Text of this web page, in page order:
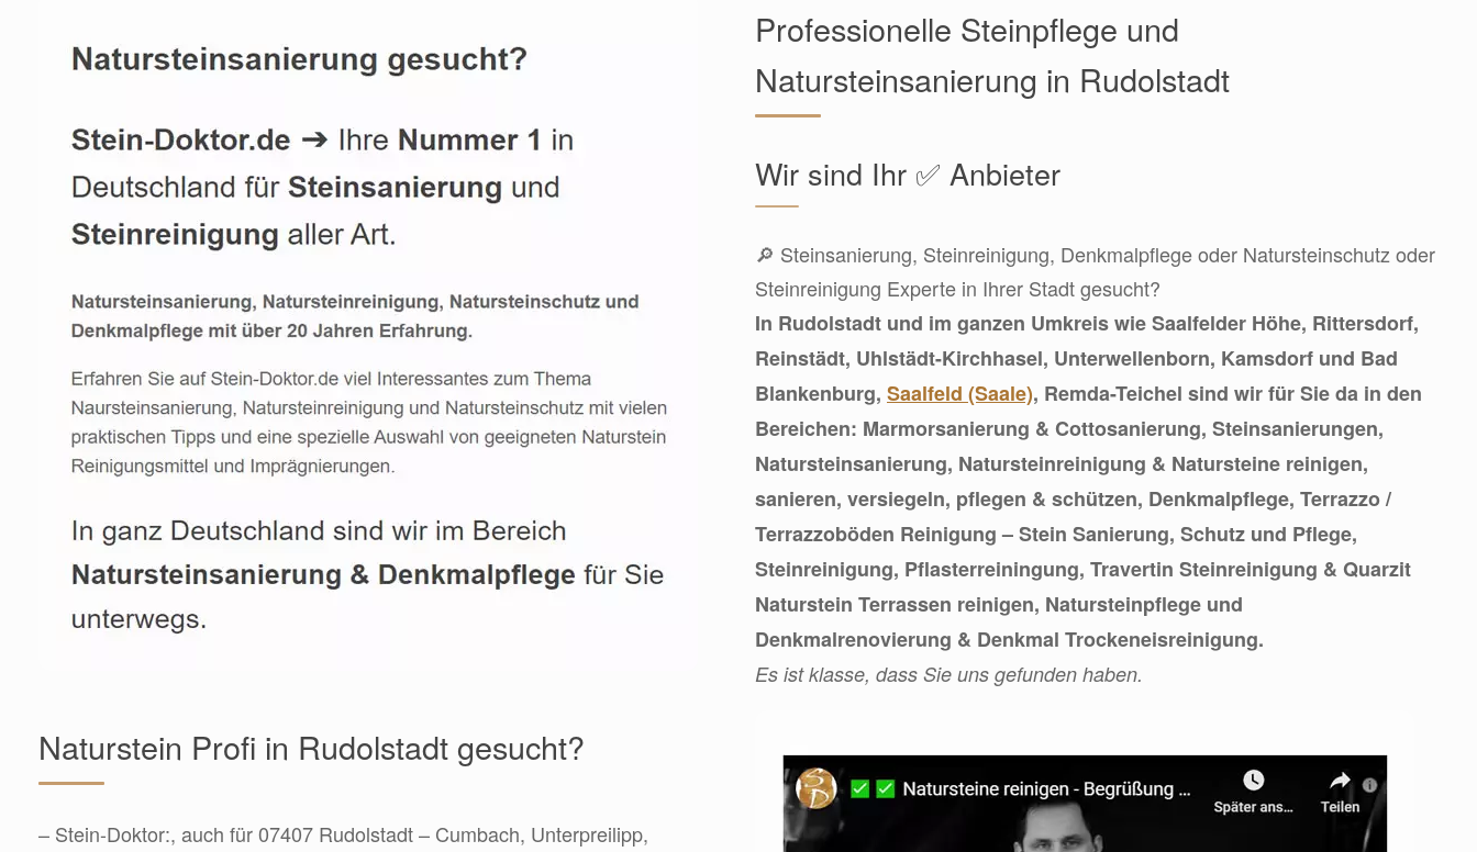
Professionelle Steinpflege und
Natursteinsanierung in Rudolstadt
Wir sind Ihr ✅ Anbieter
🔎 Steinsanierung, Steinreinigung, Denkmalpflege oder Natursteinschutz oder
Steinreinigung Experte in Ihrer Stadt gesucht?
In Rudolstadt und im ganzen Umkreis wie Saalfelder Höhe, Rittersdorf,
Reinstädt, Uhlstädt-Kirchhasel, Unterwellenborn, Kamsdorf und Bad
Blankenburg, Saalfeld (Saale), Remda-Teichel sind wir für Sie da in den
Bereichen: Marmorsanierung & Cottosanierung, Steinsanierungen,
Natursteinsanierung, Natursteinreinigung & Natursteine reinigen,
sanieren, versiegeln, pflegen & schützen, Denkmalpflege, Terrazzo /
Terrazzoböden Reinigung – Stein Sanierung, Schutz und Pflege,
Steinreinigung, Pflasterreiningung, Travertin Steinreinigung & Quarzit
Naturstein Terrassen reinigen, Natursteinpflege und
Denkmalrenovierung & Denkmal Trockeneisreinigung.
Es ist klasse, dass Sie uns gefunden haben.
Naturstein Profi in Rudolstadt gesucht?
– Stein-Doktor:, auch für 07407 Rudolstadt – Cumbach, Unterpreilipp,